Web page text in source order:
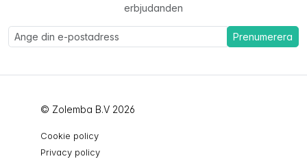
erbjudanden
Prenumerera
© Zolemba B.V 2026
Cookie policy
Privacy policy